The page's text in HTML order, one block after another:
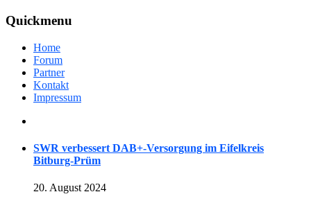
Quickmenu
Home
Forum
Partner
Kontakt
Impressum
SWR verbessert DAB+-Versorgung im Eifelkreis
Bitburg-Prüm
20. August 2024